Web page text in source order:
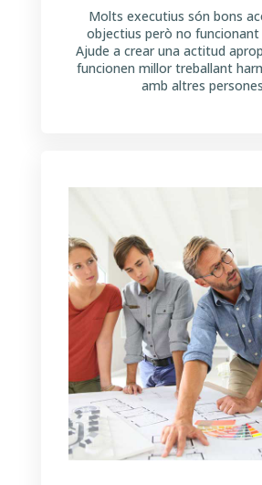
Molts executius són bons
objectius però no funcionant
Ajude a crear una actitud
funcionen millor treballant
amb altres